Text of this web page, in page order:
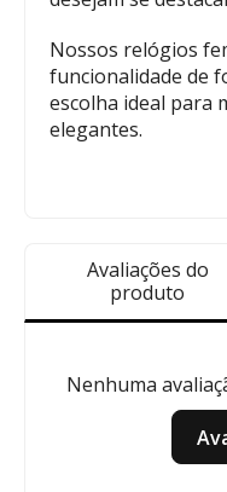
Nossos relógios
funcionalidade de
escolha ideal para
elegantes.
Avaliações do
produto
Nenhuma